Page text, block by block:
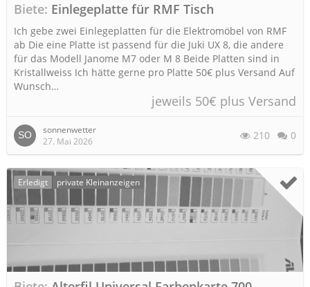
Biete Einlegeplatte für RMF Tisch
Ich gebe zwei Einlegeplatten für die Elektromöbel von RMF
ab Die eine Platte ist passend für die Juki UX 8, die andere
für das Modell Janome M7 oder M 8 Beide Platten sind in
Kristallweiss Ich hätte gerne pro Platte 50€ plus Versand Auf
Wunsch…
jeweils 50€ plus Versand
sonnenwetter
27. Mai 2026
210 0
Erledigt private Kleinanzeigen